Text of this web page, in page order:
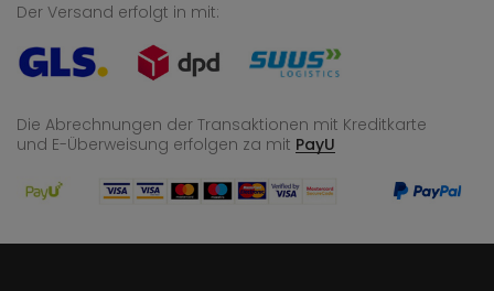
Der Versand erfolgt in mit:
Die Abrechnungen der Transaktionen mit Kreditkarte
und E-Überweisung erfolgen za mit PayU